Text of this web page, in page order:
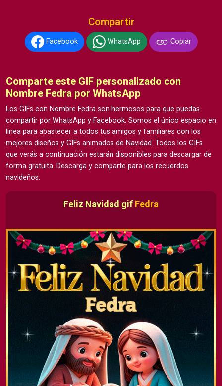
Compartir
Facebook WhatsApp Copiar
Comparte este GIF personalizado con
Nombre Fedra por WhatsApp
Los GIFs con Nombre Fedra son hermosos para que puedas
compartir por WhatsApp y Facebook. Somos el único espacio en
línea para abastecer a todos tus amigos y familiares con los
mejores diseños y GIFs animados de Navidad. Todos los GIFs
que verás a continuación estarán disponibles para descargar de
forma gratuita. Descarga y comparte para los recuerdos
navideños.
Feliz Navidad gif Fedra